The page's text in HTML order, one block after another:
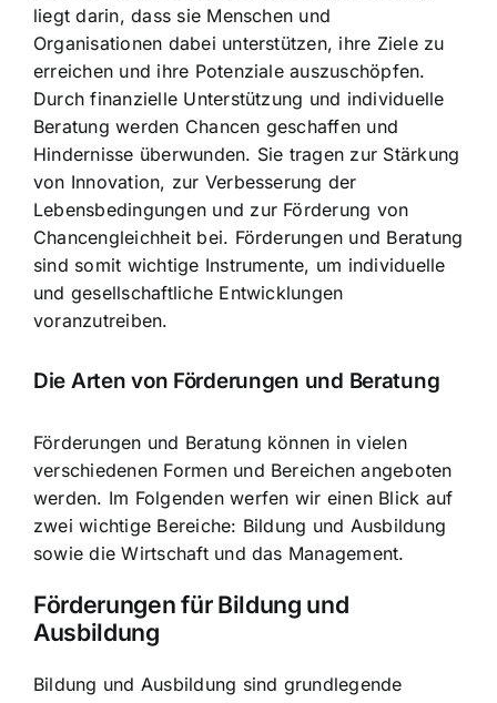
liegt darin, dass sie Menschen und
Organisationen dabei unterstützen, ihre Ziele zu
erreichen und ihre Potenziale auszuschöpfen.
Durch finanzielle Unterstützung und individuelle
Beratung werden Chancen geschaffen und
Hindernisse überwunden. Sie tragen zur Stärkung
von Innovation, zur Verbesserung der
Lebensbedingungen und zur Förderung von
Chancengleichheit bei. Förderungen und Beratung
sind somit wichtige Instrumente, um individuelle
und gesellschaftliche Entwicklungen
voranzutreiben.
Die Arten von Förderungen und Beratung
Förderungen und Beratung können in vielen
verschiedenen Formenund Bereichen angeboten
werden. Im Folgenden werfen wir einen Blick auf
zwei wichtige Bereiche: Bildung und Ausbildung
sowie die Wirtschaft und das Management.
Förderungen für Bildung und
Ausbildung
Bildung und Ausbildung sind grundlegende